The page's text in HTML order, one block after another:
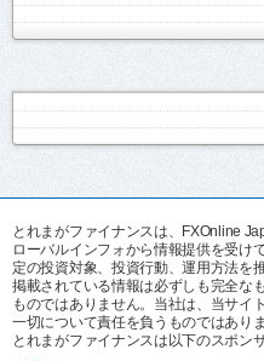
とれまがファイナンスは、FXOnline
ローバルインフォから情報提供を受け
定の投資対象、投資行動、運用方法を
掲載されている情報は必ずしも完全な
ものではありません。当社は、当サイ
一切について責任を負うものではありま
とれまがファイナンスは以下のスポン